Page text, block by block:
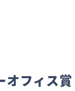
オフィス